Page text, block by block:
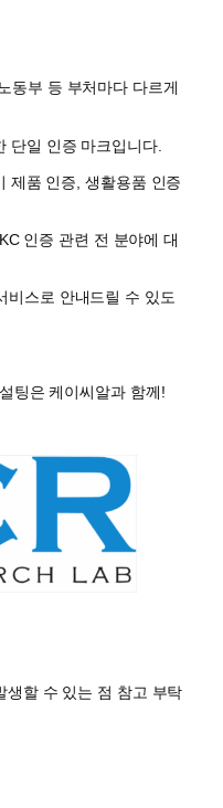
동부 등 부처마다 다르게
단일 인증 마크입니다.
제품 인증, 생활용품 인증
인증 관련 전 분야에 대
비스로 안내드릴 수 있도
팅은 케이씨알과 함께!
생할 수 있는 점 참고 부탁